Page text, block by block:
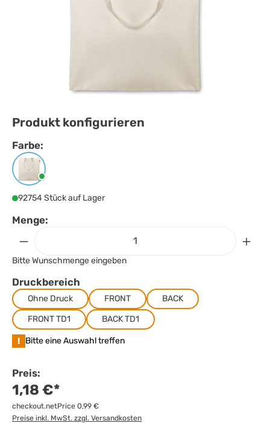
Produkt konfigurieren
Farbe:
Farbeauswählen
Beige
92754 Stück auf Lager
Menge:
Bitte Wunschmenge eingeben
Druckbereich
Ohne Druck FRONT
BACK
FRONT TD1
BACK TD1
! Bitte eine Auswahl treffen
Preis:
1,18 €*
checkout.netPrice 0,99 €
Preise inkl. MwSt. zzgl. Versandkosten